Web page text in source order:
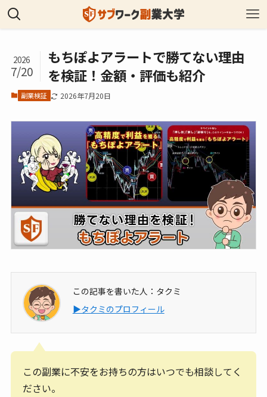
もちぽよアラートで勝てない理由
を検証！金額・評価も紹介
2026
7/20
副業検証 2026年7月20日
この記事を書いた人：タクミ
▶タクミのプロフィール
この副業に不安をお持ちの方はいつでも相談してく
ださい。